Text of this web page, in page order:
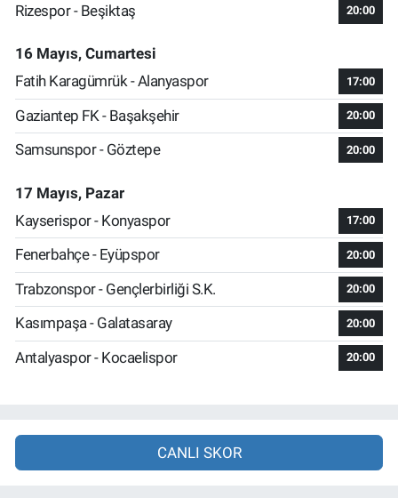
Rizespor - Beşiktaş
20:00
16 Mayıs, Cumartesi
Fatih Karagümrük - Alanyaspor
17:00
Gaziantep FK - Başakşehir 20:00
Samsunspor - Göztepe 20:00
17 Mayıs, Pazar
Kayserispor - Konyaspor
17:00
Fenerbahçe - Eyüpspor 20:00
Trabzonspor - Gençlerbirliği S.K. 20:00
Kasımpaşa - Galatasaray 20:00
Antalyaspor - Kocaelispor 20:00
CANLI SKOR